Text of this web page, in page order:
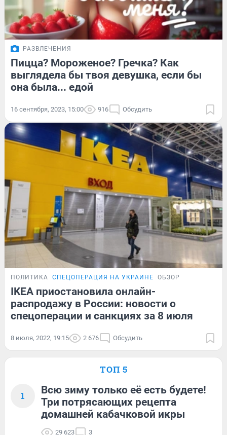
РАЗВЛЕЧЕНИЯ
Пицца? Мороженое? Гречка? Как
выглядела бы твоя девушка, если бы
она была... едой
16 сентября, 2023, 15:00 916 Обсудить
ПОЛИТИКА СПЕЦОПЕРАЦИЯ НА УКРАИНЕ ОБЗОР
IKEA приостановила онлайн-
распродажу в России: новости о
спецоперации и санкциях за 8 июля
8 июля, 2022, 19:15 2 676 Обсудить
ТОП 5
1
Всю зиму только её есть будете!
Три потрясающих рецепта
домашней кабачковой икры
29 623 3